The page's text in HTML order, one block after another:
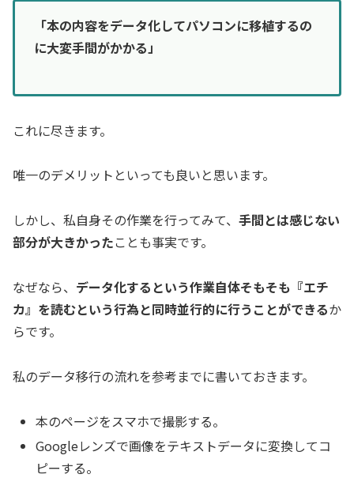
「本の内容をデータ化してパソコンに移植するの
に大変手間がかかる」
これに尽きます。
唯一のデメリットといっても良いと思います。
しかし、私自身その作業を行ってみて、 手間とは感じない
部分が大きかったことも事実です。
なぜなら、 データ化するという作業自体そもそも『エチ
カ』を読むという行為と同時並行的に行うことができるか
らです。
私のデータ移行の流れを参考までに書いておきます。
本のページをスマホで撮影する。
Googleレンズで画像をテキストデータに変換してコ
ピーする。